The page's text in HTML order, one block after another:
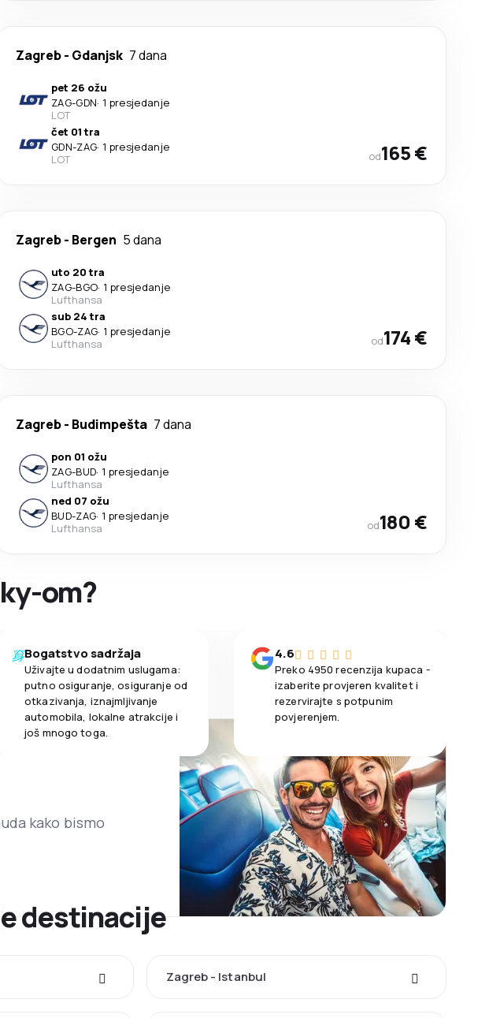
Zagreb- Gdanjsk 7 dana
pet 26 ožu
ZAG-GDN· 1 presjedanje
LOT
čet 01 tra
GDN-ZAG· 1 presjedanje
LOT
od165 €
Zagreb- Bergen 5 dana
uto 20 tra
ZAG-BGO· 1 presjedanje
Lufthansa
sub 24 tra
BGO-ZAG· 1 presjedanje
Lufthansa
od174 €
Zagreb- Budimpešta 7 dana
pon 01 ožu
ZAG-BUD· 1 presjedanje
Lufthansa
ned 07 ožu
BUD-ZAG· 1 presjedanje
Lufthansa
od180 €
om?
Bogatstvo sadržaja
Uživajte u dodatnim uslugama:
putno osiguranje, osiguranje od
otkazivanja, iznajmljivanje
automobila, lokalne atrakcije i
još mnogo toga.
4.6
Preko 4950 recenzija kupaca -
izaberite provjeren kvalitet i
rezervirajte s potpunim
povjerenjem.
kako bismo
destinacije
Zagreb - Istanbul